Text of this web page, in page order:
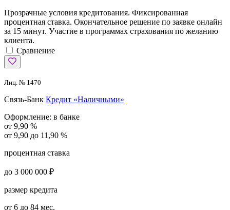
Прозрачные условия кредитования. Фиксированная
процентная ставка. Окончательное решение по заявке онлайн
за 15 минут. Участие в программах страхования по желанию
клиента.
Сравнение
Лиц. № 1470
Связь-Банк Кредит «Наличными»
Оформление: в банке
от 9,90 %
от 9,90 до 11,90 %
процентная ставка
до 3 000 000 ₽
размер кредита
от 6 до 84 мес.